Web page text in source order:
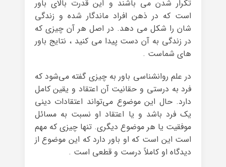
تکرار شدن می باشند و این قدرت بالای باور
است که در ذهن افراد ماندگار شده و زندگی
شان را شکل می دهد. در اصل هر آن چیزی که
در زندگی به آن دست پیدا می کنید ، نتایج باور
های شماست .
در علم روانشناسی باور به چیزی گفته می‌شود که
فرد به درستی و حقانیت آن اعتقاد و یقین کامل
دارد. حال این موضوع می‌تواند اعتقادات دینی
یک فرد باشد و یا اعتقاد او نسبت به مسائل
موفقیت یا هر موضوع دیگری. تنها چیزی که مهم
است این است که او باور دارد که این موضوع از
دیدگاه او کاملاً درست و قطعی است .